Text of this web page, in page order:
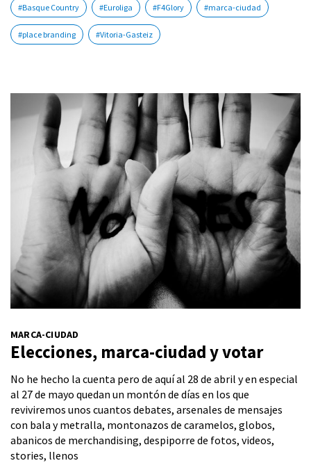
#Basque Country #Euroliga #F4Glory #marca-ciudad
#place branding #Vitoria-Gasteiz
MARCA-CIUDAD
Elecciones, marca-ciudad y votar
No he hecho la cuenta pero de aquí al 28 de abril y en especial
al 27 de mayo quedan un montón de días en los que
reviviremos unos cuantos debates, arsenales de mensajes
con bala y metralla, montonazos de caramelos, globos,
abanicos de merchandising, despiporre de fotos, videos,
stories, llenos